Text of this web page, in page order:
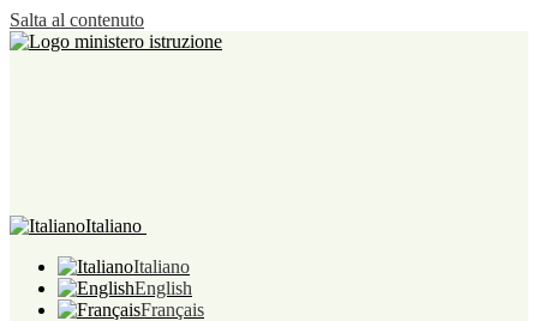
Salta al contenuto
Italiano
Italiano
English
Français